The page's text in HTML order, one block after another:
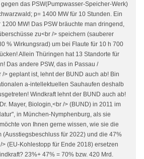
das PSW(Pumpwasser-Speicher-Werk)
p= 1400 MW für 10 Stunden. Ein
1200 MW! Das PSW bräuchte man dringend,
zu<br /> speichern (sauberer
% Wirkungsrad) um bei Flaute für 10 h 700
Allein Thüringen hat 13 Standorte für
Das andere PSW, das in Passau /
/> geplant ist, lehnt der BUND auch ab! Bin
a-intellektuellen Sauhaufen deshalb
Windkraft lehnt der BUND auch ab!
Mayer, Biologin,<br /> (BUND) in 2011 im
in München-Nymphenburg, als sie
von Ihnen gerne wissen, wie sie die
(Ausstiegsbeschluss für 2022) und die 47%
> (EU-Kohlestopp für Ende 2018) ersetzen
23%+ 47% = 70% bzw. 420 Mrd.